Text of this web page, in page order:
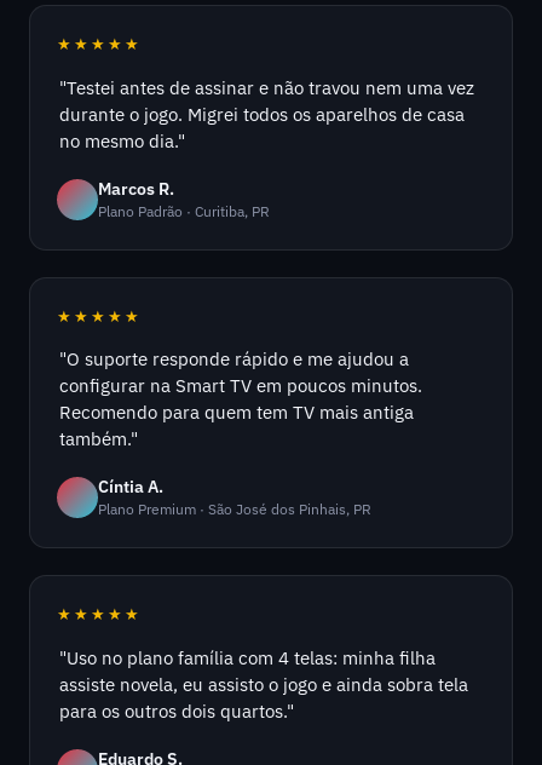
★★★★★
"Testei antes de assinar e não travou nem uma vez
durante o jogo. Migrei todos os aparelhos de casa
no mesmo dia."
Marcos R.
Plano Padrão · Curitiba, PR
★★★★★
"O suporte responde rápido e me ajudou a
configurar na Smart TV em poucos minutos.
Recomendo para quem tem TV mais antiga
também."
Cíntia A.
Plano Premium · São José dos Pinhais, PR
★★★★★
"Uso no plano família com 4 telas: minha filha
assiste novela, eu assisto o jogo e ainda sobra tela
para os outros dois quartos."
Eduardo S.